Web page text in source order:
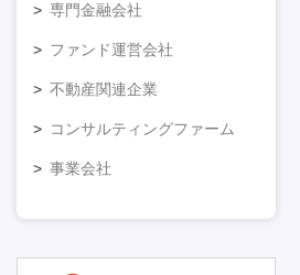
専門金融会社
ファンド運営会社
不動産関連企業
コンサルティングファーム
事業会社